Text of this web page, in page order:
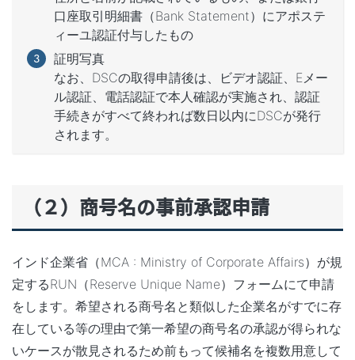
口座取引明細書（Bank Statement）にアポステ
ィーユ認証付与したもの
証明写真
なお、DSCの取得申請後は、ビデオ認証、Eメー
ル認証、電話認証で本人確認が実施され、認証
手続きがすべて終われば数日以内にDSCが発行
されます。
（２）商号名の事前承認申請
インド企業省（MCA : Ministry of Corporate Affairs）が規
定するRUN（Reserve Unique Name）フォームにて申請
をします。希望される商号名と類似した企業名がすでに存
在している等の理由で第一希望の商号名の承認が得られな
いケースが散見されるため前もって候補名を複数用意して